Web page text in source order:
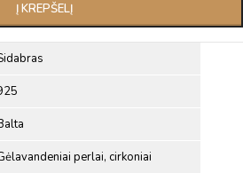
Į KREPŠELĮ
perlai, cirkoniai